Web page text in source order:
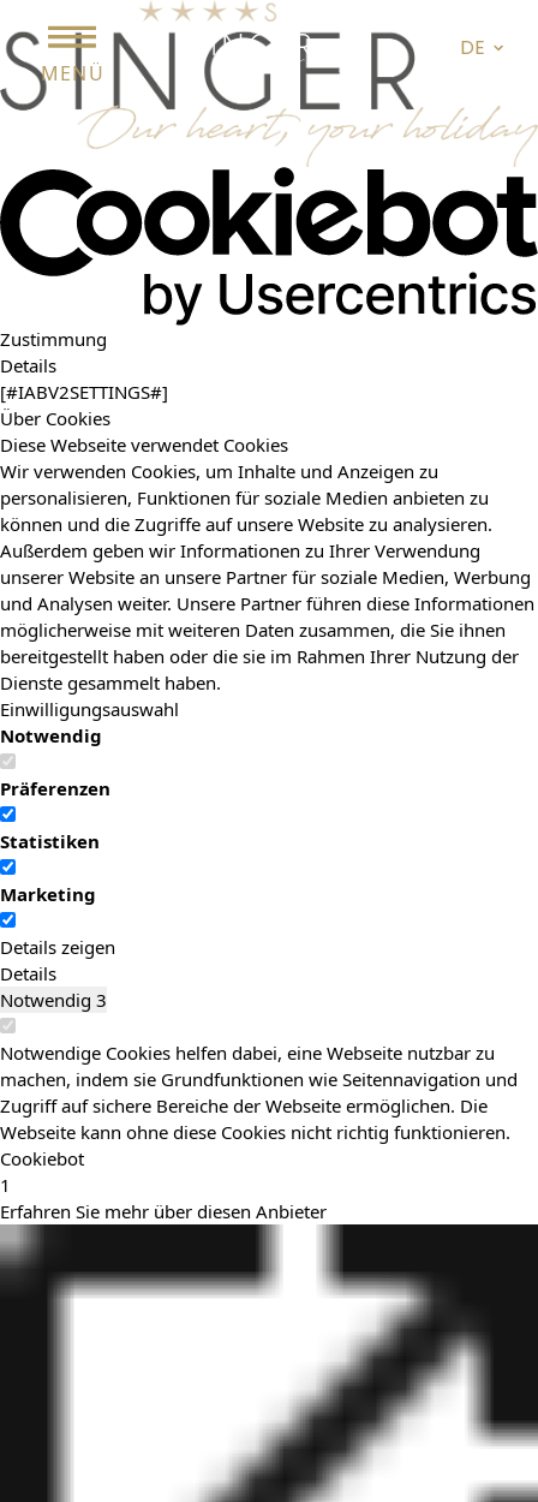
Zustimmung
Details
[#IABV2SETTINGS#]
Über Cookies
Diese Webseite verwendet Cookies
Wir verwenden Cookies, um Inhalte und Anzeigen zu
personalisieren, Funktionen für soziale Medien anbieten zu
können und die Zugriffe auf unsere Website zu analysieren.
Außerdem geben wir Informationen zu Ihrer Verwendung
unserer Website an unsere Partner für soziale Medien, Werbung
und Analysen weiter. Unsere Partner führen diese Informationen
möglicherweise mit weiteren Daten zusammen, die Sie ihnen
bereitgestellt haben oder die sie im Rahmen Ihrer Nutzung der
Dienste gesammelt haben.
Einwilligungsauswahl
Notwendig
Präferenzen
Statistiken
Marketing
Details zeigen
Details
Notwendig 3
Notwendige Cookies helfen dabei, eine Webseite nutzbar zu
machen, indem sie Grundfunktionen wie Seitennavigation und
Zugriff auf sichere Bereiche der Webseite ermöglichen. Die
Webseite kann ohne diese Cookies nicht richtig funktionieren.
Cookiebot
1
Erfahren Sie mehr über diesen Anbieter
MENÜ
DE